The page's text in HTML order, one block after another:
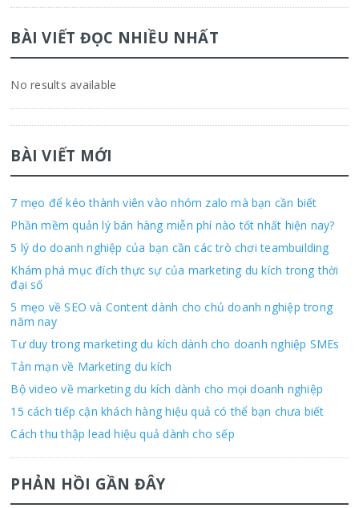
BÀI VIẾT ĐỌC NHIỀU NHẤT
No results available
BÀI VIẾT MỚI
7 mẹo để kéo thành viên vào nhóm zalo mà bạn cần biết
Phần mềm quản lý bán hàng miễn phí nào tốt nhất hiện nay?
5 lý do doanh nghiệp của bạn cần các trò chơi teambuilding
Khám phá mục đích thực sự của marketing du kích trong thời
đại số
5 mẹo về SEO và Content dành cho chủ doanh nghiệp trong
năm nay
Tư duy trong marketing du kích dành cho doanh nghiệp SMEs
Tản mạn về Marketing du kích
Bộ video về marketing du kích dành cho mọi doanh nghiệp
15 cách tiếp cận khách hàng hiệu quả có thể bạn chưa biết
Cách thu thập lead hiệu quả dành cho sếp
PHẢN HỒI GẦN ĐÂY